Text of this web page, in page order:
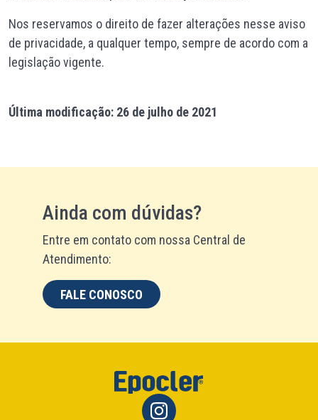
Nos reservamos o direito de fazer alterações nesse aviso
de privacidade, a qualquer tempo, sempre de acordo com a
legislação vigente.
Última modificação: 26 de julho de 2021
Ainda com dúvidas?
Entre em contato com nossa Central de
Atendimento:
FALE CONOSCO